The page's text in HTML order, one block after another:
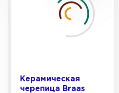
Керамическая
черепица Braas